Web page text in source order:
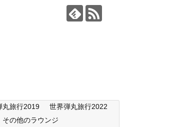
丸旅行2019
世界弾丸旅行2022
その他のラウンジ